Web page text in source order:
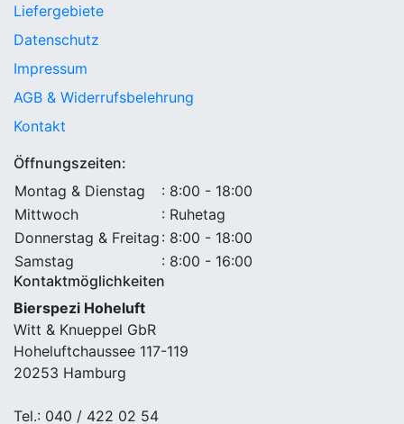
Liefergebiete
Datenschutz
Impressum
AGB & Widerrufsbelehrung
Kontakt
Öffnungszeiten:
Montag & Dienstag
: 8:00 - 18:00
Mittwoch
: Ruhetag
Donnerstag & Freitag : 8:00 - 18:00
Samstag
: 8:00 - 16:00
Kontaktmöglichkeiten
Bierspezi Hoheluft
Witt & Knueppel GbR
Hoheluftchaussee 117-119
20253 Hamburg
Tel.: 040 / 422 02 54